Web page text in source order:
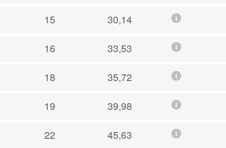
15 30,14
16 33,53
18 35,72
19 39,98
22 45,63